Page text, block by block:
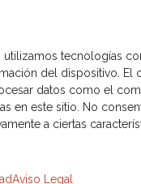
utilizamos tecnologías
del dispositivo. El
datos como el
en este sitio. No
a ciertas
Aviso LegalCanadá